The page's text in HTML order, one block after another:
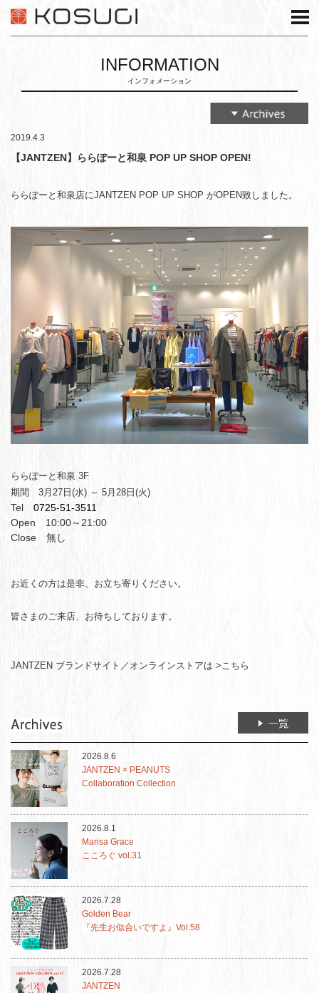
INFORMATION
インフォメーション
2019.4.3
【JANTZEN】ららぽーと和泉 POP UP SHOP OPEN!
ららぽーと和泉店にJANTZEN POP UP SHOP がOPEN致しました。
ららぽーと和泉 3F
期間 3月27日(水) ～ 5月28日(火)
Tel 0725-51-3511
Open 10:00～21:00
Close 無し
お近くの方は是非、お立ち寄りください。
皆さまのご来店、お待ちしております。
JANTZEN ブランドサイト／オンラインストアは >こちら
2026.8.6
JANTZEN × PEANUTS
Collaboration Collection
2026.8.1
Marisa Grace
こころぐ vol.31
2026.7.28
Golden Bear
『先生お似合いですよ』Vol.58
2026.7.28
JANTZEN